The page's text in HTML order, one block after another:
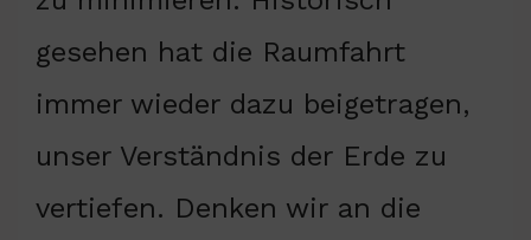
gesehen hat die Raumfahrt
immer wieder dazu beigetragen,
unser Verständnis der Erde zu
vertiefen. Denken wir an die